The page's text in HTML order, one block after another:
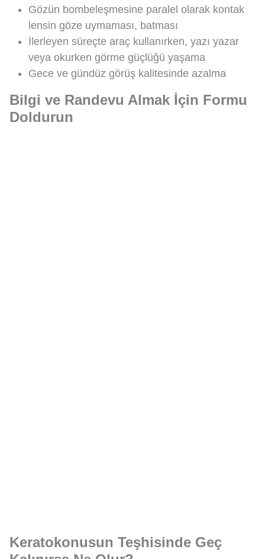
Gözün bombeleşmesine paralel olarak kontak
lensin göze uymaması, batması
İlerleyen süreçte araç kullanırken, yazı yazar
veya okurken görme güçlüğü yaşama
Gece ve gündüz görüş kalitesinde azalma
Bilgi ve Randevu Almak İçin Formu
Doldurun
Keratokonusun Teşhisinde Geç